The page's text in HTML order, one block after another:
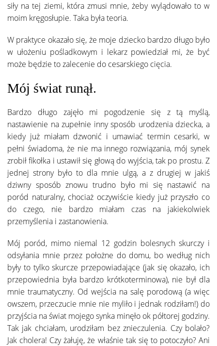
siły na tej ziemi, która zmusi mnie, żeby wylądowało to w
moim kręgosłupie. Taka była teoria.
W praktyce okazało się, że moje dziecko bardzo długo było
w ułożeniu pośladkowym i lekarz powiedział mi, że być
może będzie to zalecenie do cesarskiego cięcia.
Mój świat runął.
Bardzo długo zajęło mi pogodzenie się z tą myślą,
nastawienie na zupełnie inny sposób urodzenia dziecka, a
kiedy już miałam dzwonić i umawiać termin cesarki, w
pełni świadoma, że nie ma innego rozwiązania, mój synek
zrobił fikołka i ustawił się głową do wyjścia, tak po prostu. Z
jednej strony było to dla mnie ulgą, a z drugiej w jakiś
dziwny sposób znowu trudno było mi się nastawić na
poród naturalny, chociaż oczywiście kiedy już przyszło co
do czego, nie bardzo miałam czas na jakiekolwiek
przemyślenia i zastanowienia.
Mój poród, mimo niemal 12 godzin bolesnych skurczy i
odsyłania mnie przez położne do domu, bo według nich
były to tylko skurcze przepowiadające (jak się okazało, ich
przepowiednia była bardzo krótkoterminowa), nie był dla
mnie traumatyczny. Od wejścia na salę porodową (a więc
owszem, przeczucie mnie nie myliło i jednak rodziłam!) do
przyjścia na świat mojego synka minęło ok półtorej godziny.
Tak jak chciałam, urodziłam bez znieczulenia. Czy bolało?
Jak cholera! Czy żałuję, że właśnie tak się to potoczyło? Ani